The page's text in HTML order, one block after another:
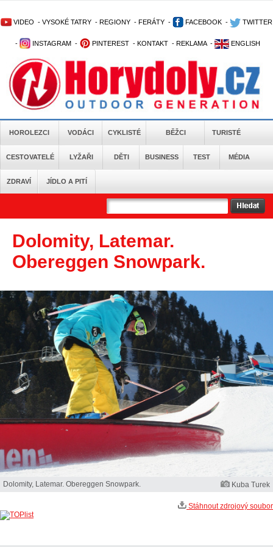
VIDEO - VYSOKÉ TATRY - REGIONY - FERÁTY - FACEBOOK - TWITTER
- INSTAGRAM - PINTEREST - KONTAKT - REKLAMA - ENGLISH
HOROLEZCI VODÁCI CYKLISTÉ BĚŽCI TURISTÉ
CESTOVATELÉ LYŽAŘI DĚTI BUSINESS TEST MÉDIA
ZDRAVÍ JÍDLO A PITÍ
Dolomity, Latemar.
Obereggen Snowpark.
Dolomity, Latemar. Obereggen Snowpark. Kuba Turek
Stáhnout zdrojový soubor